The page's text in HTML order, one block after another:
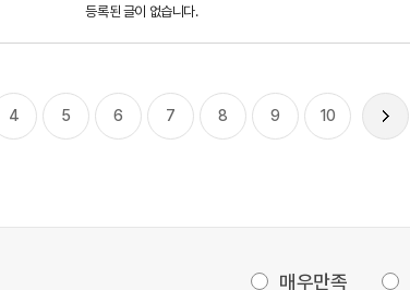
등록된 글이 없습니다.
4 5 6 7 8 9 10
매우만족